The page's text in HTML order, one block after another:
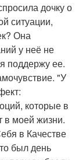
дочку о
ситуации,
Она
у неё не
поддержу ее.
"У
которые в
в моей жизни.
в Качестве
был день